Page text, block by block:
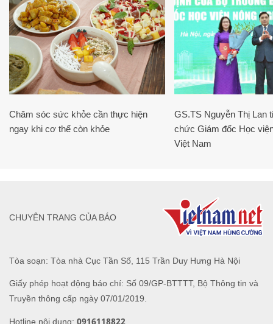
Chăm sóc sức khỏe cần thực hiện
ngay khi cơ thể còn khỏe
GS.TS Nguyễn Thị Lan
chức Giám đốc Học
Việt Nam
Tòa soạn: Tòa nhà Cục Tần Số, 115 Trần Duy Hưng Hà Nội
Giấy phép hoạt động báo chí: Số 09/GP-BTTTT, Bộ Thông tin và
Truyền thông cấp ngày 07/01/2019.
Hotline nội dung: 0916118822
CHUYÊN TRANG CỦA BÁO